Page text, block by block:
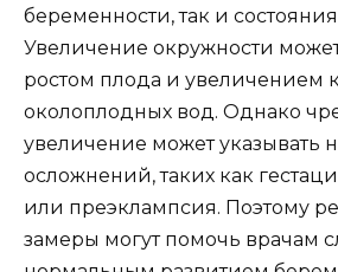
беременности, так и
Увеличение окружности
ростом плода и увеличением
околоплодных вод. Однако
увеличение может указывать
осложнений, таких как
или преэклампсия. Поэтому
замеры могут помочь врачам